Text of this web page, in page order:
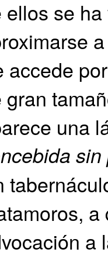
ellos se
accede
gran
una
a